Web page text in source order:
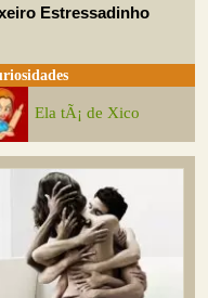
Estressadinho
Ela tÃ¡ de Xico